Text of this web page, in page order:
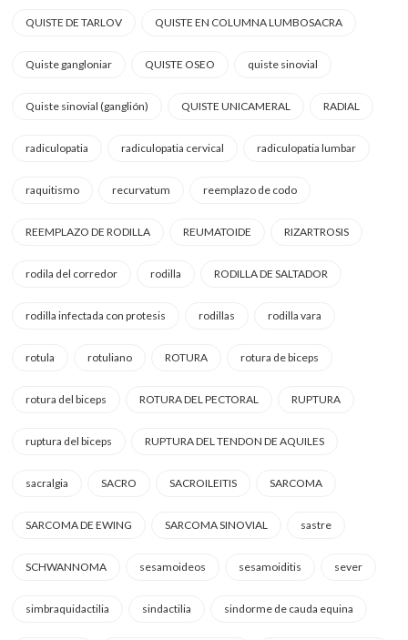
QUISTE DE TARLOV QUISTE EN COLUMNA LUMBOSACRA
Quiste gangloniar QUISTE OSEO quiste sinovial
Quiste sinovial (ganglión) QUISTE UNICAMERAL RADIAL
radiculopatia radiculopatia cervical radiculopatia lumbar
raquitismo recurvatum reemplazo de codo
REEMPLAZO DE RODILLA REUMATOIDE RIZARTROSIS
rodila del corredor rodilla RODILLA DE SALTADOR
rodilla infectada con protesis rodillas rodilla vara
rotula rotuliano ROTURA rotura de biceps
rotura del biceps ROTURA DEL PECTORAL RUPTURA
ruptura del biceps RUPTURA DEL TENDON DE AQUILES
sacralgia SACRO SACROILEITIS SARCOMA
SARCOMA DE EWING SARCOMA SINOVIAL sastre
SCHWANNOMA sesamoideos sesamoiditis sever
simbraquidactilia sindactilia sindorme de cauda equina